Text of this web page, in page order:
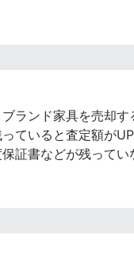
ランド家具を売却
ていると査定額が
証書などが残ってい